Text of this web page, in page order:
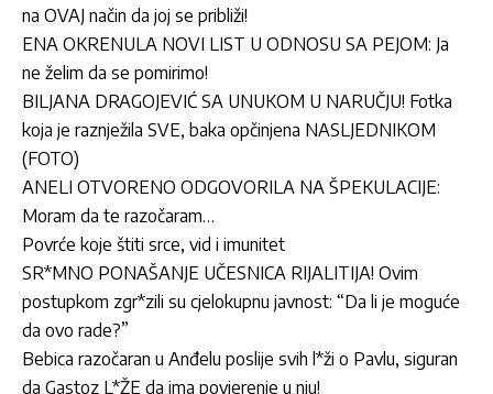
na OVAJ način da joj se približi!
ENA OKRENULA NOVI LIST U ODNOSU SA PEJOM: Ja
ne želim da se pomirimo!
BILJANA DRAGOJEVIĆ SA UNUKOM U NARUČJU! Fotka
koja je raznježila SVE, baka opčinjena NASLJEDNIKOM
(FOTO)
ANELI OTVORENO ODGOVORILA NA ŠPEKULACIJE:
Moram da te razočaram…
Povrće koje štiti srce, vid i imunitet
SR*MNO PONAŠANJE UČESNICA RIJALITIJA! Ovim
postupkom zgr*zili su cjelokupnu javnost: “Da li je moguće
da ovo rade?”
Bebica razočaran u Anđelu poslije svih l*ži o Pavlu, siguran
da Gastoz L*ŽE da ima povjerenje u nju!